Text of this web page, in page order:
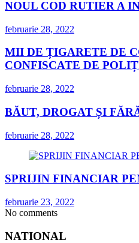
NOUL COD RUTIER A
februarie 28, 2022
MII DE ȚIGARETE DE
CONFISCATE DE
februarie 28, 2022
BĂUT, DROGAT ȘI
februarie 28, 2022
SPRIJIN FINANCIAR
februarie 23, 2022
No comments
NATIONAL